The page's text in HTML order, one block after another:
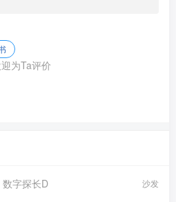
为Ta评价
沙发
数字探长D